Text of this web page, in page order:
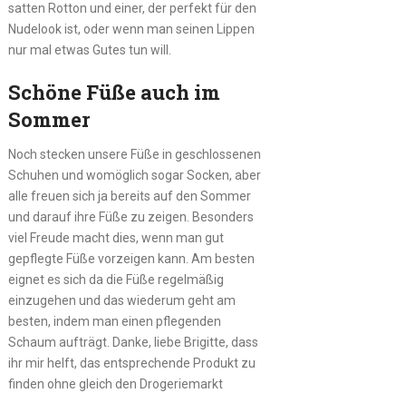
satten Rotton und einer, der perfekt für den
Nudelook ist, oder wenn man seinen Lippen
nur mal etwas Gutes tun will.
Schöne Füße auch im
Sommer
Noch stecken unsere Füße in geschlossenen
Schuhen und womöglich sogar Socken, aber
alle freuen sich ja bereits auf den Sommer
und darauf ihre Füße zu zeigen. Besonders
viel Freude macht dies, wenn man gut
gepflegte Füße vorzeigen kann. Am besten
eignet es sich da die Füße regelmäßig
einzugehen und das wiederum geht am
besten, indem man einen pflegenden
Schaum aufträgt. Danke, liebe Brigitte, dass
ihr mir helft, das entsprechende Produkt zu
finden ohne gleich den Drogeriemarkt